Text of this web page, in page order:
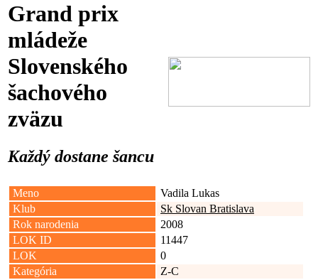
Grand prix
mládeže
Slovenského
šachového
zväzu
Každý dostane šancu
Meno
Vadila Lukas
Klub
Sk Slovan Bratislava
Rok narodenia
2008
LOK ID
11447
LOK
0
Kategória
Z-C